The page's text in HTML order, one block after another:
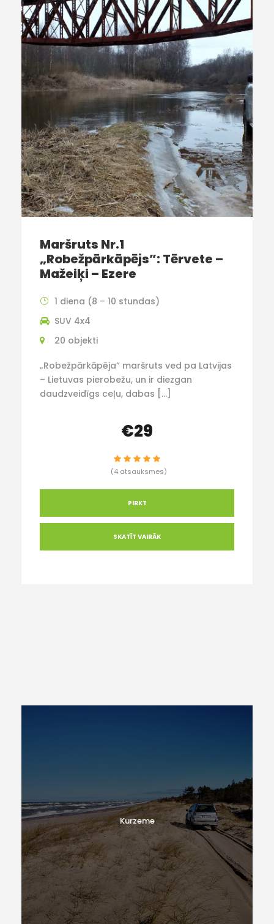
Maršruts Nr.1
„Robežpārkāpējs”: Tērvete –
Mažeiķi – Ezere
1 diena (8 – 10 stundas)
SUV 4x4
20 objekti
„Robežpārkāpēja” maršruts ved pa Latvijas
– Lietuvas pierobežu, un ir diezgan
daudzveidīgs ceļu, dabas […]
€29
(4 atsauksmes)
PIRKT
SKATĪT VAIRĀK
Kurzeme